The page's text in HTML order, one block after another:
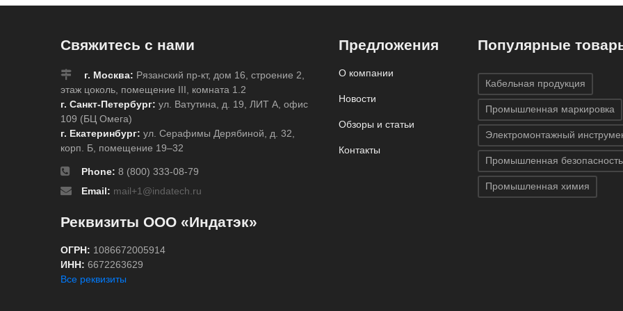
Свяжитесь с нами
г. Москва: Рязанский пр-кт, дом 16, строение 2,
этаж цоколь, помещение III, комната 1.2
г. Санкт-Петербург: ул. Ватутина, д. 19, ЛИТ А, офис
109 (БЦ Омега)
г. Екатеринбург: ул. Серафимы Дерябиной, д. 32,
корп. Б, помещение 19–32
Phone: 8 (800) 333-08-79
Email: mail+1@indatech.ru
Реквизиты ООО «Индатэк»
ОГРН: 1086672005914
ИНН: 6672263629
Все реквизиты
Предложения
О компании
Новости
Обзоры и статьи
Контакты
Популярные
Кабельная продукция
Промышленная маркировка
Электромонтажный
Промышленная безопасность
Промышленная химия